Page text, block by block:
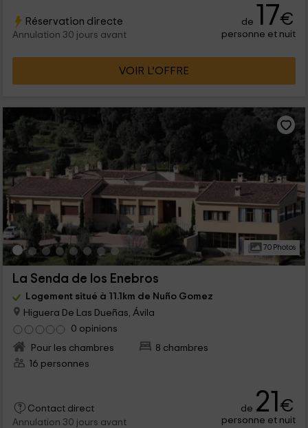
Réservation directe
Annulation 30 jours avant
de 17€
personne et nuit
VOIR L’OFFRE
70 Photos
La Senda de los Enebros
Logement situé à 11.1km de Nuño Gomez
Higuera De Las Dueñas, Ávila
0 opinions
Pour les chambres
8 chambres
16 personnes
Contact direct
Annulation 30 jours avant
de 21€
personne et nuit